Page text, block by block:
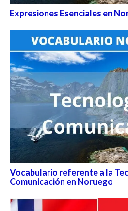
Expresiones Esenciales en
Vocabulario referente a la
Comunicación en Noruego